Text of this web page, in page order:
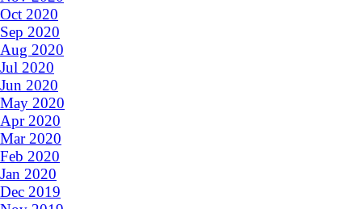
Oct 2020
Sep 2020
Aug 2020
Jul 2020
Jun 2020
May 2020
Apr 2020
Mar 2020
Feb 2020
Jan 2020
Dec 2019